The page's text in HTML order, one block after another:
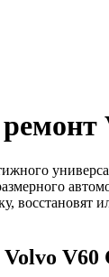
восстановят
V60